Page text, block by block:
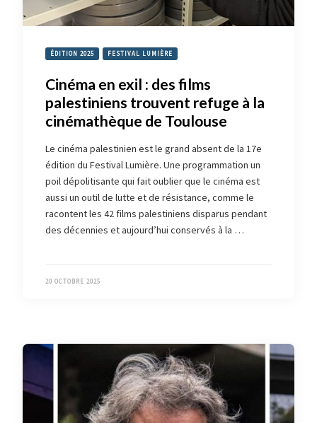
ÉDITION 2025 FESTIVAL LUMIÈRE
Cinéma en exil : des films
palestiniens trouvent refuge à la
cinémathèque de Toulouse
Le cinéma palestinien est le grand absent de la 17e
édition du Festival Lumière. Une programmation un
poil dépolitisante qui fait oublier que le cinéma est
aussi un outil de lutte et de résistance, comme le
racontent les 42 films palestiniens disparus pendant
des décennies et aujourd’hui conservés à la …
20 OCTOBRE 2025